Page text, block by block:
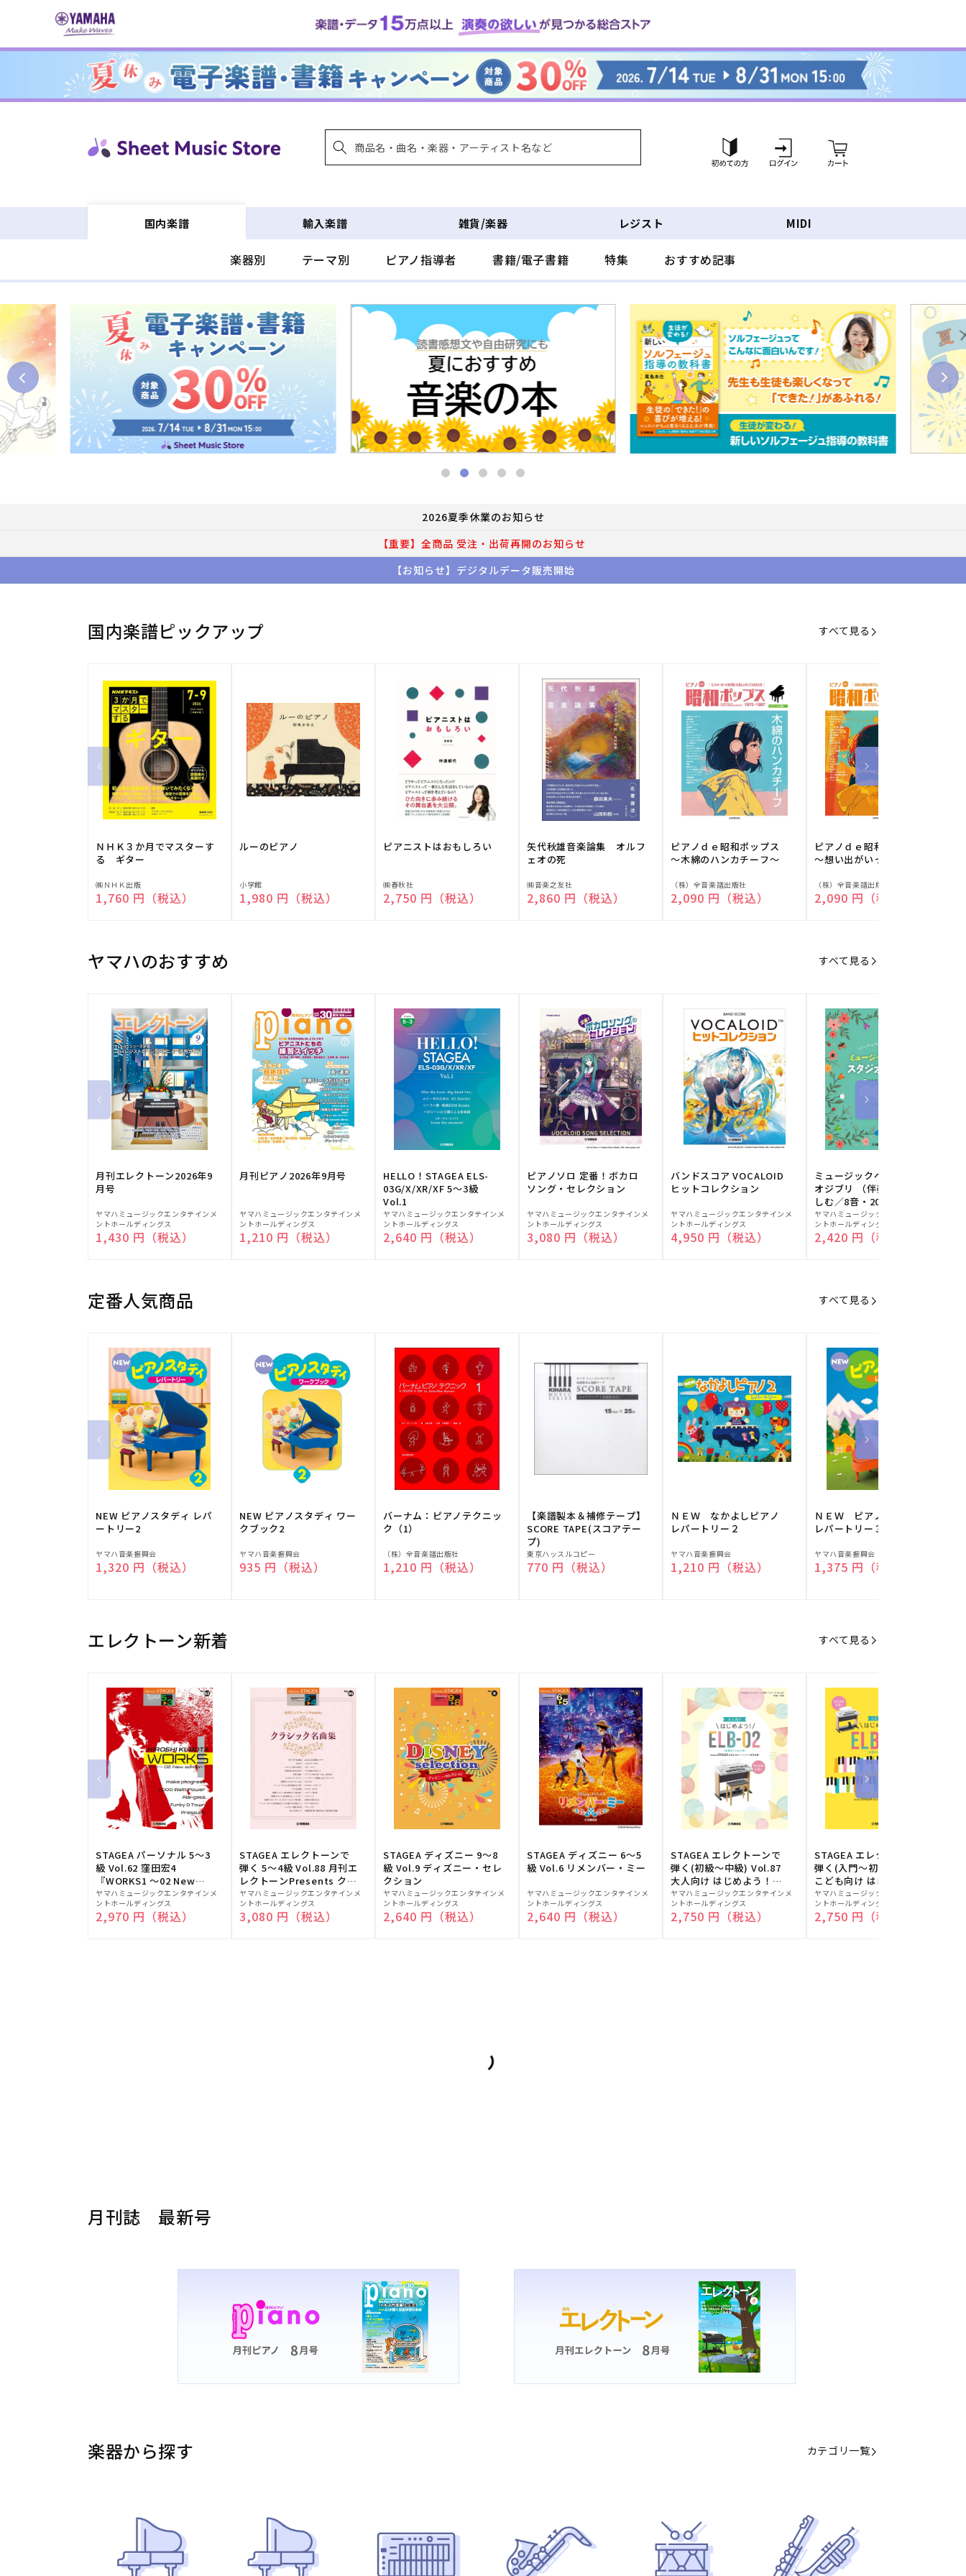
ンツに
グ
イ
ー
ト
国内楽譜
楽器別 テーマ別 ピアノ指導者 書籍/電子書籍 特集 おすすめ記事
輸入楽譜 雑貨/楽器 レジスト MIDI
2026夏季休業のお知らせ
【重要】全商品 受注・出荷再開のお知らせ
【お知らせ】デジタルデータ販売開始
国内楽譜ピックアップ すべて見る
ＮＨＫ３か月でマスターす
る ギター
販
売
㈱ＮＨＫ出版
通常価格
1,760 円（税込）
ルーのピアノ
販
売
小学館
通常価格
1,980 円（税込）
ピアニストはおもしろい
販
売
㈱春秋社
通常価格
2,750 円（税込）
矢代秋雄音楽論集 オルフ
ェオの死
販
売
㈱音楽之友社
通常価格
2,860 円（税込）
ピアノｄｅ昭和ポップス
～木綿のハンカチーフ～
販
売
（株）全音楽譜出版社
通常価格
2,090 円（税込）
ピアノｄｅ昭和ポップス
～想い出がいっぱい～
販
売
（株）全音楽譜出版社
通常価格
2,090 円（税込）
ヤマハのおすすめ すべて見る
月刊エレクトーン2026年9
月号
販
売
元:
ヤマハミュージックエンタテインメ
ントホールディングス
通常価格
1,430 円（税込）
月刊ピアノ2026年9月号
販
売
元:
ヤマハミュージックエンタテインメ
ントホールディングス
通常価格
1,210 円（税込）
HELLO！STAGEA ELS-
03G/X/XR/XF 5～3級
Vol.1
販
売
元:
ヤマハミュージックエンタテインメ
ントホールディングス
通常価格
2,640 円（税込）
ピアノソロ 定番！ボカロ
ソング・セレクション
販
売
元:
ヤマハミュージックエンタテインメ
ントホールディングス
通常価格
3,080 円（税込）
バンドスコア VOCALOID
ヒットコレクション
販
売
元:
ヤマハミュージックエンタテインメ
ントホールディングス
通常価格
4,950 円（税込）
ミュージックベルでスタジ
オジブリ （伴奏音源と楽
しむ／8音・20音ベル対応
／ドレミふりがな付）
販
売
元:
ヤマハミュージックエンタテインメ
ントホールディングス
通常価格
2,420 円（税込）
定番人気商品 すべて見る
NEW ピアノスタディ レパ
ートリー2
販
売
ヤマハ音楽振興会
通常価格
1,320 円（税込）
NEW ピアノスタディ ワー
クブック2
販
売
ヤマハ音楽振興会
通常価格
935 円（税込）
バーナム：ピアノテクニッ
ク（1）
販
売
（株）全音楽譜出版社
通常価格
1,210 円（税込）
【楽譜製本＆補修テープ】
SCORE TAPE(スコアテー
プ)
販
売
東京ハッスルコピー
通常価格
770 円（税込）
ＮＥＷ なかよしピアノ
レパートリー２
販
売
ヤマハ音楽振興会
通常価格
1,210 円（税込）
ＮＥＷ ピアノスタディ
レパートリー３
販
売
ヤマハ音楽振興会
通常価格
1,375 円（税込）
エレクトーン新着 すべて見る
STAGEA パーソナル 5～3
級 Vol.62 窪田宏4
『WORKS1 ～02 New
edition～』
販
売
元:
ヤマハミュージックエンタテインメ
ントホールディングス
通常価格
2,970 円（税込）
STAGEA エレクトーンで
弾く 5～4級 Vol.88 月刊エ
レクトーンPresents クラ
シック名曲集
販
売
元:
ヤマハミュージックエンタテインメ
ントホールディングス
通常価格
3,080 円（税込）
STAGEA ディズニー 9～8
級 Vol.9 ディズニー・セレ
クション
販
売
元:
ヤマハミュージックエンタテインメ
ントホールディングス
通常価格
2,640 円（税込）
STAGEA ディズニー 6～5
級 Vol.6 リメンバー・ミー
販
売
元:
ヤマハミュージックエンタテインメ
ントホールディングス
通常価格
2,640 円（税込）
STAGEA エレクトーンで
弾く(初級～中級) Vol.87
大人向け はじめよう！
ELB-02(楽器のトリセツ
付)
販
売
元:
ヤマハミュージックエンタテインメ
ントホールディングス
通常価格
2,750 円（税込）
STAGEA エレクトーンで
弾く(入門～初級) Vol.86
こども向け はじめよう！
ELB-02(楽器のトリセツ
付)
販
売
元:
ヤマハミュージックエンタテインメ
ントホールディングス
通常価格
2,750 円（税込）
月刊誌 最新号
楽器から探す カテゴリ一覧